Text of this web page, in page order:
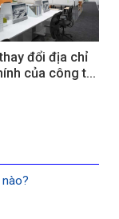
đổi địa chỉ
của công ty